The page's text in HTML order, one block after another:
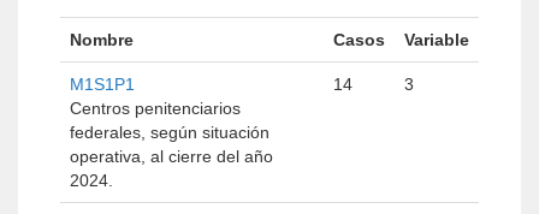
Nombre Casos Variable
M1S1P1
Centros penitenciarios
federales, según situación
operativa, al cierre del año
2024.
14 3